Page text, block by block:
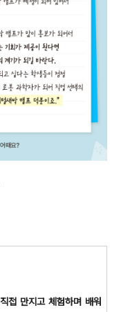
접 만지고 체험하며 배워